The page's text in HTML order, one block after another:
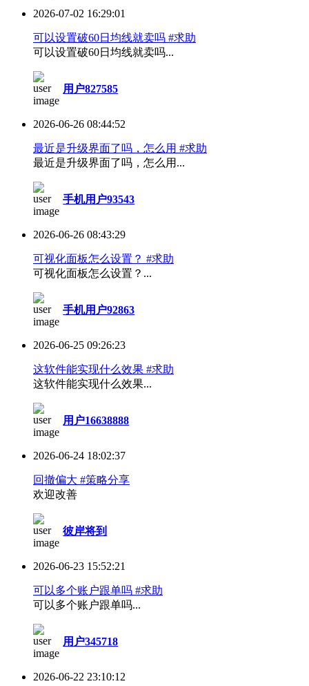
2026-07-02 16:29:01
可以设置破60日均线就卖吗 #求助
可以设置破60日均线就卖吗...
用户827585
2026-06-26 08:44:52
最近是升级界面了吗，怎么用 #求助
最近是升级界面了吗，怎么用...
手机用户93543
2026-06-26 08:43:29
可视化面板怎么设置？ #求助
可视化面板怎么设置？...
手机用户92863
2026-06-25 09:26:23
这软件能实现什么效果 #求助
这软件能实现什么效果...
用户16638888
2026-06-24 18:02:37
回撤偏大 #策略分享
欢迎改善
彼岸将到
2026-06-23 15:52:21
可以多个账户跟单吗 #求助
可以多个账户跟单吗...
用户345718
2026-06-22 23:10:12